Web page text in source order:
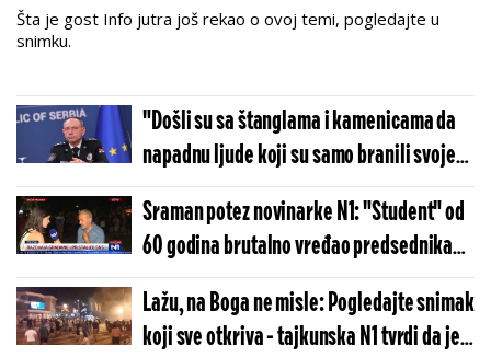
Šta je gost Info jutra još rekao o ovoj temi, pogledajte u
snimku.
"Došli su sa štanglama i kamenicama da
napadnu ljude koji su samo branili svoje":
Direktor policije o dešavanjima u Vrbasu i
Bačkoj Palanci
Sraman potez novinarke N1: "Student" od
60 godina brutalno vređao predsednika
Vučića, a onda je ona nastupila (VIDEO)
Lažu, na Boga ne misle: Pogledajte snimak
koji sve otkriva - tajkunska N1 tvrdi da je u